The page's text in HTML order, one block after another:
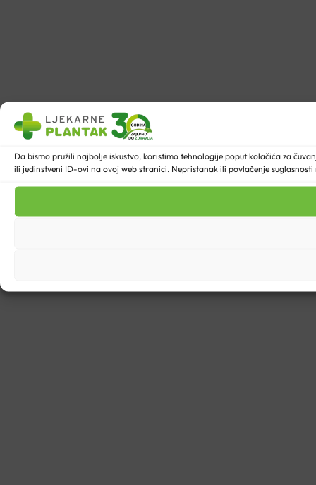
Da bismo pružili najbolje iskustvo, koristimo tehnologije poput kolačića za
ili jedinstveni ID-ovi na ovoj web stranici. Nepristanak ili povlačenje